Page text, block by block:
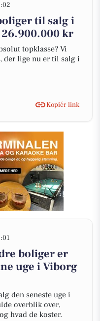
til salg i
kr
topklasse? Vi
der lige nu er til salg i
Kopiér link
boliger er
uge i Viborg
den seneste uge i
overblik over,
hvad de koster.